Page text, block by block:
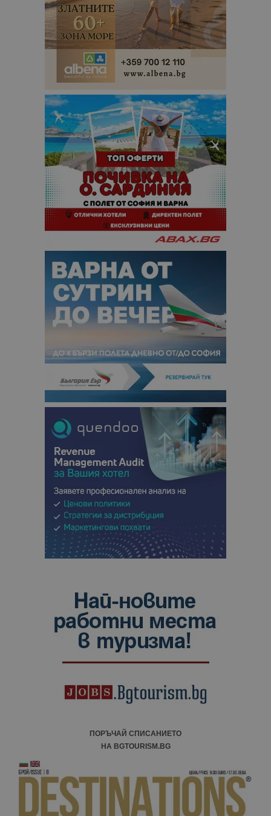
ПОРЪЧАЙ СПИСАНИЕТО
НА BGTOURISM.BG